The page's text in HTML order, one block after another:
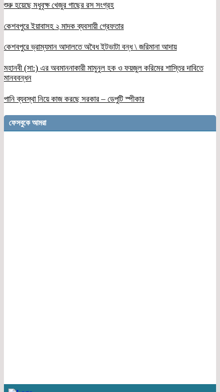
শুরু হয়েছে মধুবৃক্ষ খেজুর গাছের রস সংগ্রহ
কেশবপুরে ইয়াবাসহ ২ মাদক ব্যবসায়ী গ্রেফতার
কেশবপুরে ভ্রাম্যমান আদালতে অবৈধ ইটভাটা বন্ধ \ জরিমানা আদায়
মহানবী (সা:) এর অবমাননাকারী মামুনুল হক ও ফয়জুল করিমের শাস্তির দাবিতে
মানববন্ধন
পানি ব্যবস্থা নিয়ে কাজ করছে সরকার – ডেপুটি স্পীকার
ফেসবুকে আমরা